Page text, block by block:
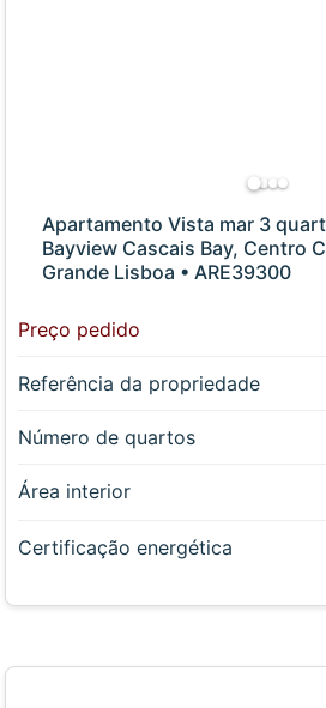
Apartamento Vista mar 3
Bayview Cascais Bay, Centro
Grande Lisboa • ARE39300
Preço pedido
Referência da propriedade
Número de quartos
Área interior
Certificação energética